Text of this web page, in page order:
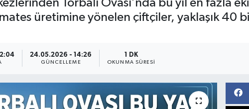
79.591,74
-1.82
Torbalı Ovası’nda bu yıl en fazla
üretimine yönelen çiftçiler, yaklaşık 40
24.05.2026 - 14:26
GÜNCELLEME
1 DK
OKUNMA SÜRESI